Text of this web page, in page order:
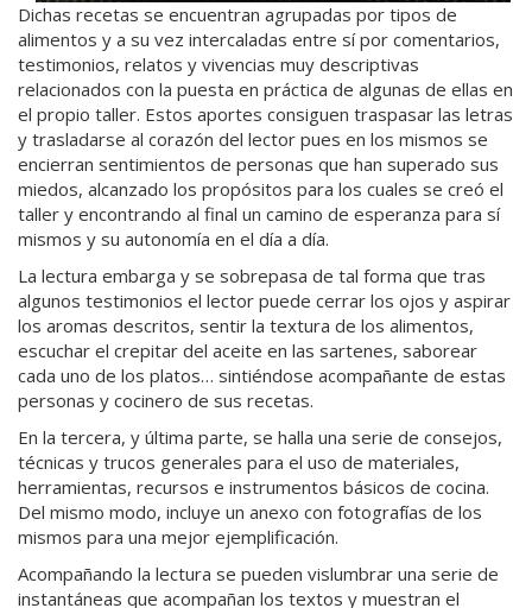
Dichas recetas se encuentran agrupadas por tipos de
alimentos y a su vez intercaladas entre sí por comentarios,
testimonios, relatos y vivencias muy descriptivas
relacionados con la puesta en práctica de algunas de ellas en
el propio taller. Estos aportes consiguen traspasar las letras
y trasladarse al corazón del lector pues en los mismos se
encierran sentimientos de personas que han superado sus
miedos, alcanzado los propósitos para los cuales se creó el
taller y encontrando al final un camino de esperanza para sí
mismos y su autonomía en el día a día.
La lectura embarga y se sobrepasa de tal forma que tras
algunos testimonios el lector puede cerrar los ojos y aspirar
los aromas descritos, sentir la textura de los alimentos,
escuchar el crepitar del aceite en las sartenes, saborear
cada uno de los platos… sintiéndose acompañante de estas
personas y cocinero de sus recetas.
En la tercera, y última parte, se halla una serie de consejos,
técnicas y trucos generales para el uso de materiales,
herramientas, recursos e instrumentos básicos de cocina.
Del mismo modo, incluye un anexo con fotografías de los
mismos para una mejor ejemplificación.
Acompañando la lectura se pueden vislumbrar una serie de
instantáneas que acompañan los textos y muestran el